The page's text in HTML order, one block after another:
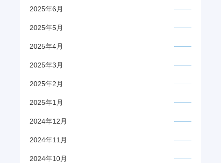
2025年6月
2025年5月
2025年4月
2025年3月
2025年2月
2025年1月
2024年12月
2024年11月
2024年10月